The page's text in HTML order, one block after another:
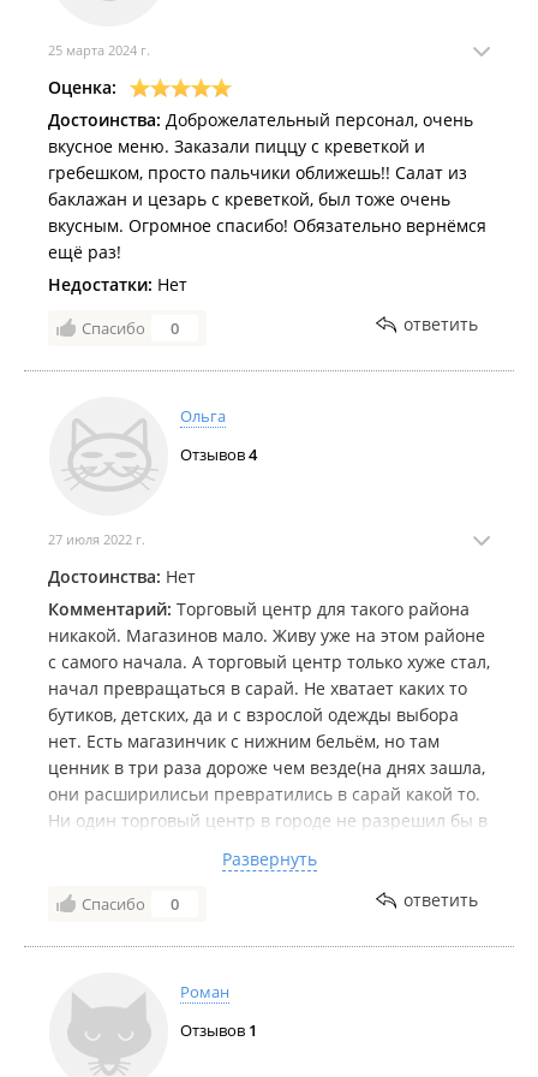
Банкомат "
Банкомат " ВТБ ";
Банкомат "Газпромбанк";
Банкомат "Промсвязьбанк";
Банкомат "Примсоцбанк";
Банкомат "
Банкомат " Совкомбанк
Банкомат "
Т-Банк
Банки:
Банк "
Сбер Банк";
Банк "Совкомбанк".
25 марта 2024 г.
Оценка:
Достоинства: Доброжелательный персонал, очень
вкусное меню. Заказали пиццу с креветкой и
гребешком, просто пальчики оближешь!! Салат из
баклажан и цезарь с креветкой, был тоже очень
вкусным. Огромное спасибо! Обязательно вернёмся
ещё раз!
Недостатки: Нет
Спасибо 0 ответить
Ольга
Отзывов4
27 июля 2022 г.
Достоинства: Нет
Комментарий: Торговый центр для такого района
никакой. Магазинов мало. Живу уже на этом районе
с самого начала. А торговый центр только хуже стал,
начал превращаться в сарай. Не хватает каких то
бутиков, детских, да и с взрослой одежды выбора
нет. Есть магазинчик с нижним бельём, но там
ценник в три раза дороже чем везде(на днях зашла,
они расширилисьи превратились в сарай какой то.
Ни один торговый центр в городе не разрешил бы в
лучше. Вообще бы запустили какие нибудь
магазинчики, бутики, что бы у людей был хоть как
счастливое детство это отстойное и ценник там не
возьмите на контроль. А то иначе скоро откроется
на светофоре новый торговый центр и к вам
вообще ни кто ходить не будет.
Развернуть
Спасибо 0 ответить
Роман
Отзывов 1